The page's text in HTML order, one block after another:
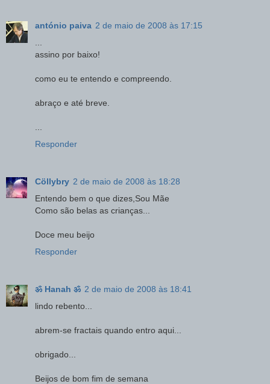
antónio paiva 2 de maio de 2008 às 17:15
assino por baixo!
como eu te entendo e compreendo.
abraço e até breve.
Responder
Cöllybry 2 de maio de 2008 às 18:28
Entendo bem o que dizes,Sou Mãe
Como são belas as crianças...
Doce meu beijo
Responder
ॐ Hanah ॐ 2 de maio de 2008 às 18:41
lindo rebento...
abrem-se fractais quando entro aqui...
obrigado...
Beijos de bom fim de semana